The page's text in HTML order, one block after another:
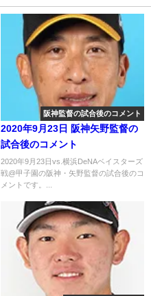
阪神監督の試合後のコメント
2020年9月23日 阪神矢野監督の
試合後のコメント
2020年9月23日vs.横浜DeNAベイスターズ
戦@甲子園の阪神・矢野監督の試合後のコ
メントです。...